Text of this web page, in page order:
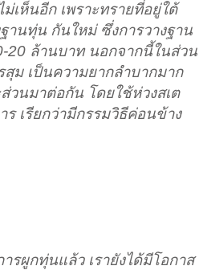
เห็นอีก เพราะทรายที่อยู่ใต้
านทุ่น กันใหม่ ซึ่งการวางฐาน
20 ล้านบาท นอกจากนี้ในส่วน
สุม เป็นความยากลำบากมาก
วนมาต่อกัน โดยใช้ห่วงสเต
ร เรียกว่ามีกรรมวิธีค่อนข้าง
รผูกทุ่นแล้ว เรายังได้มีโอกาส